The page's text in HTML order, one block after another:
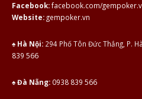
Facebook:facebook.com/
Website: gempoker.vn
♠ Hà Nội: 294 Phố Tôn Đức Thắng, P.
839 566
♠ Đà Nẵng: 0938 839 566